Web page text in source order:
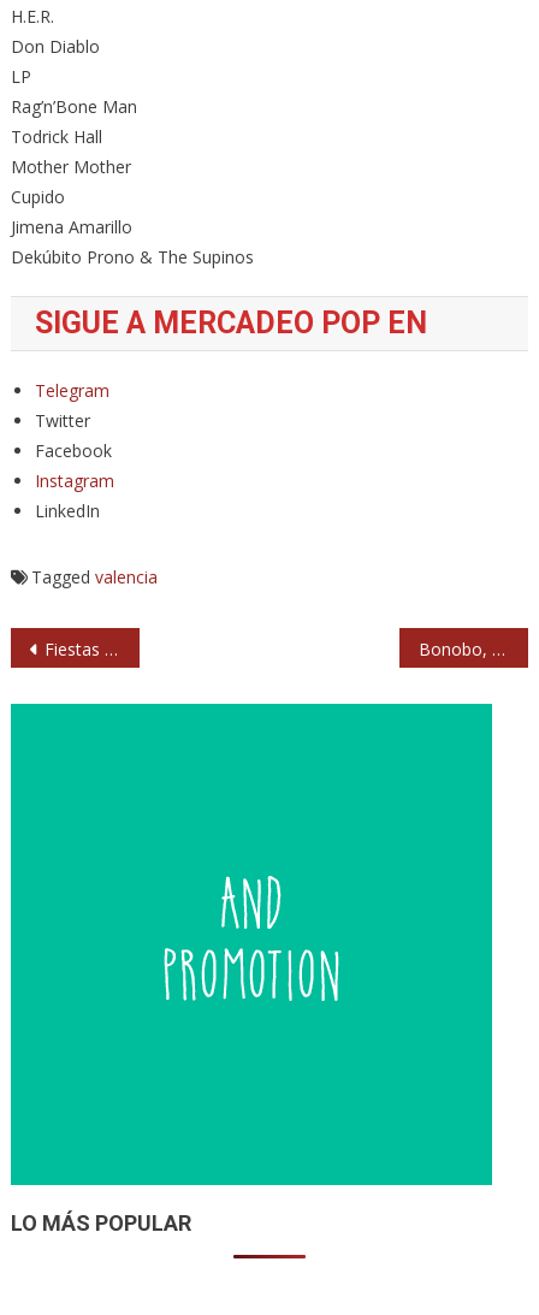
H.E.R.
Don Diablo
LP
Rag’n’Bone Man
Todrick Hall
Mother Mother
Cupido
Jimena Amarillo
Dekúbito Prono & The Supinos
SIGUE A MERCADEO POP EN
Telegram
Twitter
Facebook
Instagram
LinkedIn
Tagged valencia
Navegación
Fiestas de San Antonio de la Florida 2022: conciertos Bonobo, en diciembre en Madrid y Barcelona
LO MÁS POPULAR